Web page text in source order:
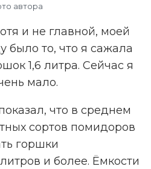
автора
и не главной, моей
было то, что я сажала
1,6 литра. Сейчас я
мало.
что в среднем
сортов помидоров
горшки
и более. Ёмкости